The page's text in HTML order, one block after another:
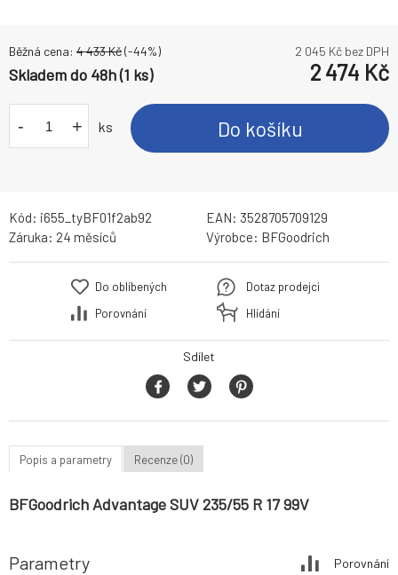
Běžná cena: 4 433Kč(-44%) 2 045 Kč bez DPH
Skladem do 48h (1 ks) 2 474 Kč
- + ks Do košíku
Kód: i655_tyBF01f2ab92 EAN: 3528705709129
Záruka: 24 měsíců Výrobce: BFGoodrich
Do oblíbených
Porovnání
Dotaz prodejci
Hlídání
Sdílet
Popis a parametry Recenze (0)
BFGoodrich Advantage SUV 235/55 R 17 99V
Parametry Porovnání